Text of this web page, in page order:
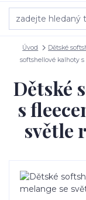
Úvod Dětské
softshellové kalhoty
Dětské
s
světle